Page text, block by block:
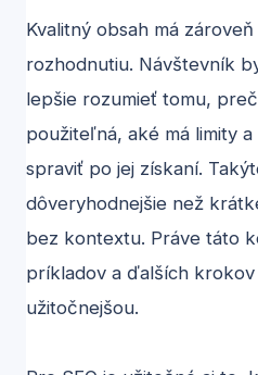
Kvalitný obsah má
rozhodnutiu. Návštevník
lepšie rozumieť tomu,
použiteľná, aké má limity
spraviť po jej získaní.
dôveryhodnejšie než
bez kontextu. Práve táto
príkladov a ďalších
užitočnejšou.